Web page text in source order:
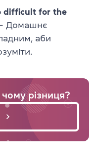
difficult for the
Домашнє
аби
різниця?